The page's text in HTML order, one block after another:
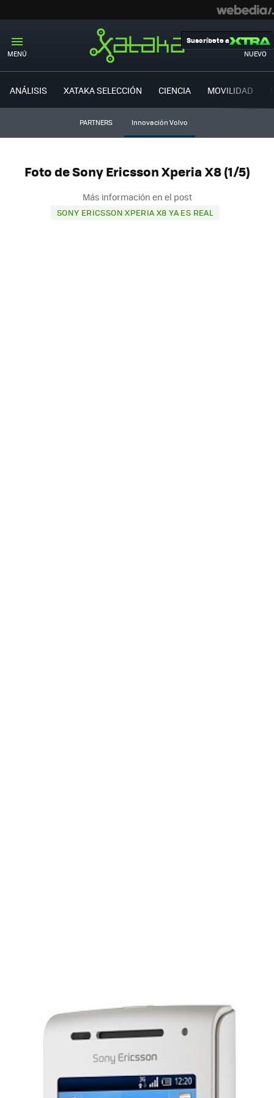
MENÚ NUEVO
Suscríbete a
ANÁLISIS XATAKA SELECCIÓN CIENCIA MOVILIDAD
PARTNERS Innovación Volvo
Foto de Sony Ericsson Xperia X8 (1/5)
Más información en el post
SONY ERICSSON XPERIA X8 YA ES REAL